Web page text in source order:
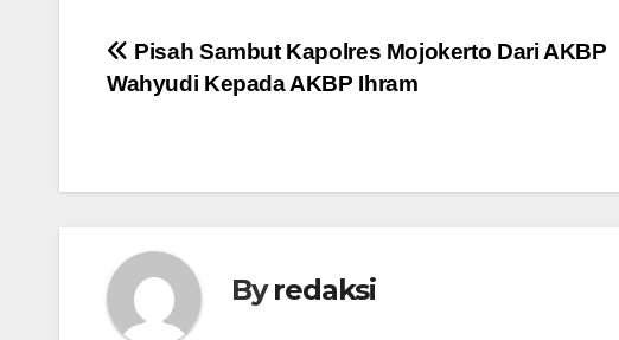
Navigasi
pos
Pisah Sambut Kapolres Mojokerto Dari AKBP
Wahyudi Kepada AKBP Ihram
Byredaksi